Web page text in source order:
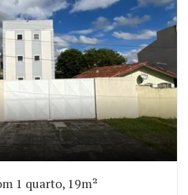
1 quarto, 19m²